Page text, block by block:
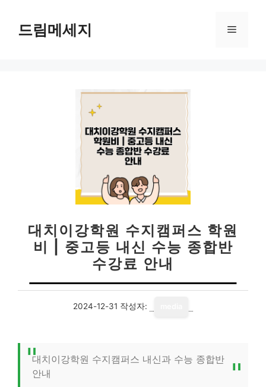
드림메세지 메
대치이강학원 수지캠퍼스 학원
비 | 중고등 내신 수능 종합반
수강료 안내
2024-12-31 작성자:
대치이강학원 수지캠퍼스 내신과 수능 종합반
안내